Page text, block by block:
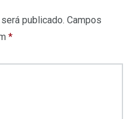
publicado. Campos
*